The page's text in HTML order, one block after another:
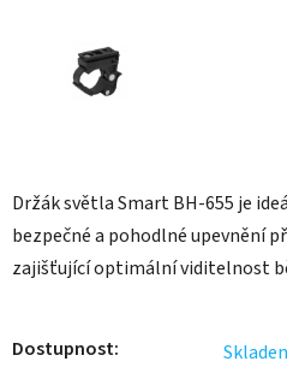
Držák světla Smart BH-655 je
bezpečné a pohodlné upevnění
zajišťující optimální viditelnost
Dostupnost